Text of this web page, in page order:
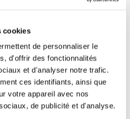
cookies
de personnaliser le
d'offrir des fonctionnalités
et d'analyser notre trafic.
ces identifiants, ainsi que
votre appareil avec nos
de publicité et d'analyse.
qui menace les
pays développent des
comme le vent ou le
jouent également un rôle
une partie du